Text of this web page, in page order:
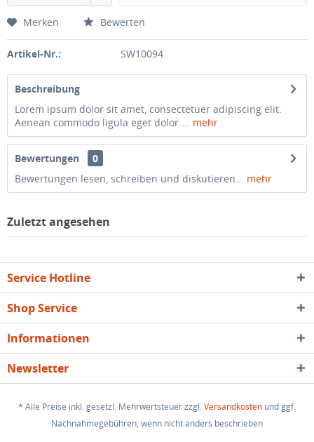
Merken Bewerten
Artikel-Nr.: SW10094
Beschreibung
Lorem ipsum dolor sit amet, consectetuer adipiscing elit.
Aenean commodo ligula eget dolor.... mehr
Bewertungen
0
Bewertungen lesen, schreiben und diskutieren... mehr
Zuletzt angesehen
Service Hotline
Shop Service
Informationen
Newsletter
* Alle Preise inkl. gesetzl. Mehrwertsteuer zzgl.Versandkosten und ggf.
Nachnahmegebühren, wenn nicht anders beschrieben